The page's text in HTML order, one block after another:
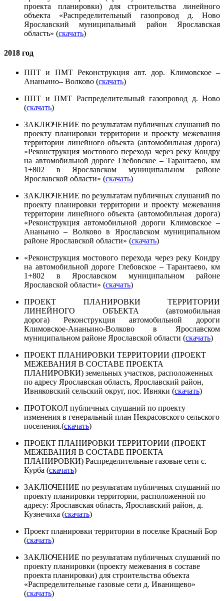
проекта планировки) для строительства линейного
объекта «Распределительный газопровод д. Ново
Ярославский муниципальный район Ярославская
область» (скачать)
2018 год
ППТ и ПМТ Реконструкция авт. дор. Климовское –
Ананьино– Волково (скачать)
ППТ и ПМТ Распределительный газопровод д. Ново
(скачать)
ЗАКЛЮЧЕНИЕ по результатам публичных слушаний по
проекту планировки территории и проекту межевания
территории линейного объекта (автомобильная дорога)
«Реконструкция мостового перехода через реку Кондру
на автомобильной дороге Глебовское – Тарантаево, км
1+802 в Ярославском муниципальном районе
Ярославской области» (скачать)
ЗАКЛЮЧЕНИЕ по результатам публичных слушаний по
проекту планировки территории и проекту межевания
территории линейного объекта (автомобильная дорога)
«Реконструкция автомобильной дороги Климовское –
Ананьино – Волково в Ярославском муниципальном
районе Ярославской области» (скачать)
«Реконструкция мостового перехода через реку Кондру
на автомобильной дороге Глебовское – Тарантаево, км
1+802 в Ярославском муниципальном районе
Ярославской области» (скачать)
ПРОЕКТ ПЛАНИРОВКИ ТЕРРИТОРИИ
ЛИНЕЙНОГО ОБЪЕКТА (автомобильная
дорога) Реконструкция автомобильной дороги
Климовское-Ананьино-Волково в Ярославском
муниципальном районе Ярославской области (скачать)
ПРОЕКТ ПЛАНИРОВКИ ТЕРРИТОРИИ (ПРОЕКТ
МЕЖЕВАНИЯ В СОСТАВЕ ПРОЕКТА
ПЛАНИРОВКИ) земельных участков, расположенных
по адресу Ярославская область, Ярославский район,
Ивняковский сельский округ, пос. Ивняки (скачать)
ПРОТОКОЛ публичных слушаний по проекту
изменения в генеральный план Некрасовского сельского
поселения.(скачать)
ПРОЕКТ ПЛАНИРОВКИ ТЕРРИТОРИИ (ПРОЕКТ
МЕЖЕВАНИЯ В СОСТАВЕ ПРОЕКТА
ПЛАНИРОВКИ) Распределительные газовые сети с.
Курба (скачать)
ЗАКЛЮЧЕНИЕ по результатам публичных слушаний по
проекту планировки территории, расположенной по
адресу: Ярославская область, Ярославский район, д.
Кузнечиха (скачать)
Проект планировки территории в поселке Красный Бор
(скачать)
ЗАКЛЮЧЕНИЕ по результатам публичных слушаний по
проекту планировки (проекту межевания в составе
проекта планировки) для строительства объекта
«Распределительные газовые сети д. Иванищево»
(скачать)